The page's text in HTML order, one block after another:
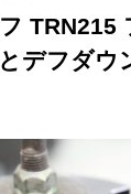
TRN215
デフダウ